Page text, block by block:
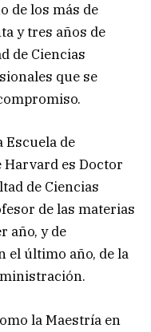
de los más de
y tres años de
de Ciencias
que se
Escuela de
Harvard es Doctor
de Ciencias
de las materias
año, y de
el último año, de la
la Maestría en